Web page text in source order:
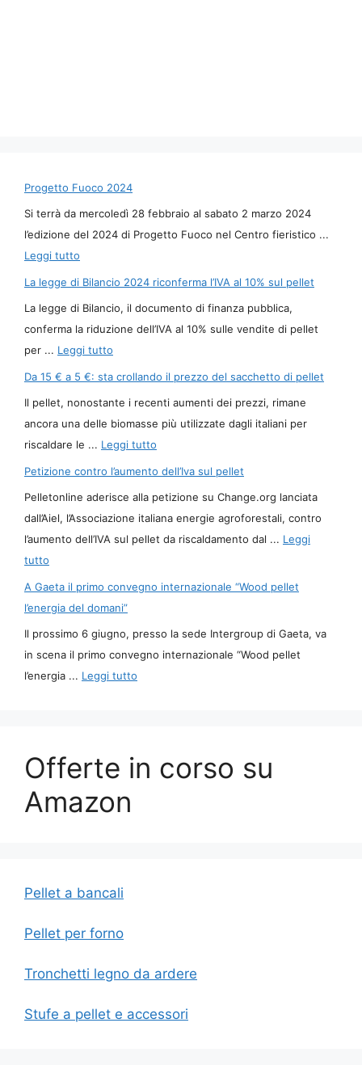
Progetto Fuoco 2024
Si terrà da mercoledì 28 febbraio al sabato 2 marzo 2024
l’edizione del 2024 di Progetto Fuoco nel Centro fieristico ...
Leggi tutto
La legge di Bilancio 2024 riconferma l’IVA al 10% sul pellet
La legge di Bilancio, il documento di finanza pubblica,
conferma la riduzione dell’IVA al 10% sulle vendite di pellet
per ... Leggi tutto
Da 15 € a 5 €: sta crollando il prezzo del sacchetto di pellet
Il pellet, nonostante i recenti aumenti dei prezzi, rimane
ancora una delle biomasse più utilizzate dagli italiani per
riscaldare le ... Leggi tutto
Petizione contro l’aumento dell’Iva sul pellet
Pelletonline aderisce alla petizione su Change.org lanciata
dall’Aiel, l’Associazione italiana energie agroforestali, contro
l’aumento dell’IVA sul pellet da riscaldamento dal ... Leggi
tutto
A Gaeta il primo convegno internazionale “Wood pellet
l’energia del domani”
Il prossimo 6 giugno, presso la sede Intergroup di Gaeta, va
in scena il primo convegno internazionale “Wood pellet
l’energia ... Leggi tutto
Offerte in corso su
Amazon
Pellet a bancali
Pellet per forno
Tronchetti legno da ardere
Stufe a pellet e accessori